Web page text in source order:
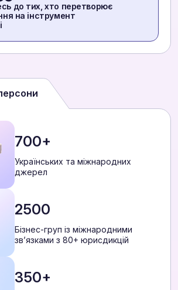
до тих, хто перетворює
на інструмент
700+
Українських та міжнародних
джерел
2500
Бізнес-груп із міжнародними
звʼязками з 80+ юрисдикцій
350+